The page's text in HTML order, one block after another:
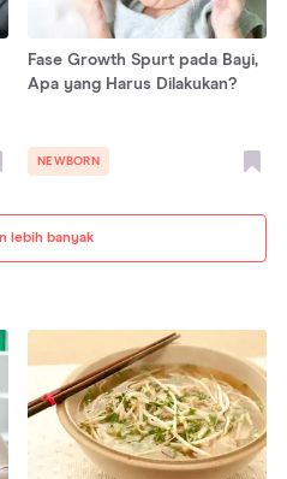
lebih banyak
Fase Growth Spurt pada Bayi,
Apa yang Harus Dilakukan?
NEWBORN